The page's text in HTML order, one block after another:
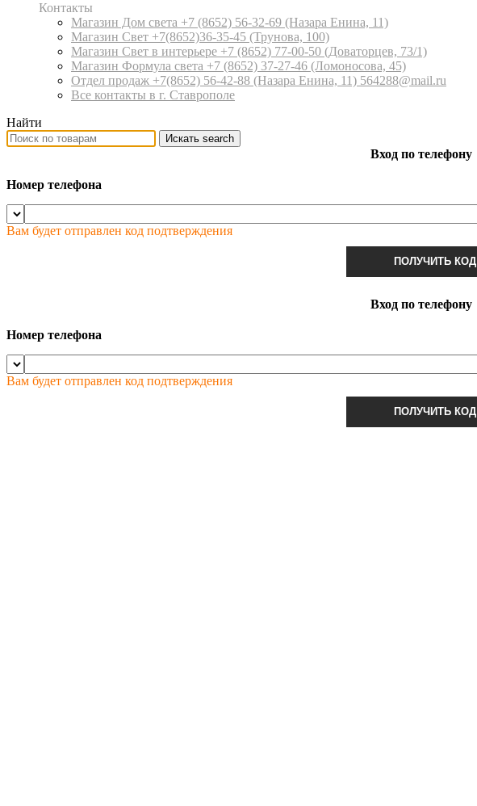
Контакты
Магазин Дом света +7 (8652) 56-32-69 (Назара Енина, 11)
Магазин Свет +7(8652)36-35-45 (Трунова, 100)
Магазин Свет в интерьере +7 (8652) 77-00-50 (Доваторцев, 73/1)
Магазин Формула света +7 (8652) 37-27-46 (Ломоносова, 45)
Отдел продаж +7(8652) 56-42-88 (Назара Енина, 11) 564288@mail.ru
Все контакты в г. Ставрополе
Найти
Искать search
Вход по телефону
Номер телефона
Вам будет отправлен код подтверждения
ПОЛУЧИТЬ КОД
Вход по телефону
Номер телефона
Вам будет отправлен код подтверждения
ПОЛУЧИТЬ КОД